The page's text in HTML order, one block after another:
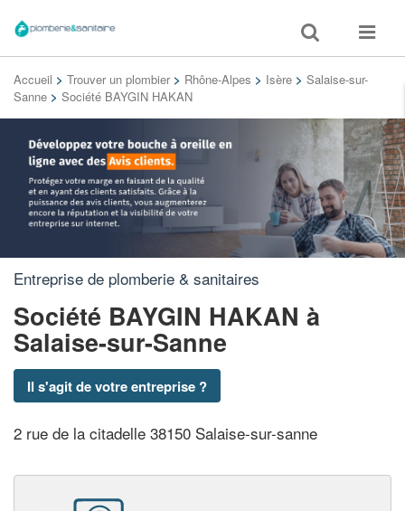
Toggle
search
Toggle
Accueil > Trouver un plombier > Rhône-Alpes > Isère > Salaise-sur-
Sanne > Société BAYGIN HAKAN
Entreprise de plomberie & sanitaires
Société BAYGIN HAKAN à
Salaise-sur-Sanne
Il s'agit de votre entreprise ?
2 rue de la citadelle 38150 Salaise-sur-sanne